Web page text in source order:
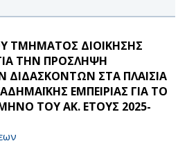
ΤΜΗΜΑΤΟΣ ΔΙΟΙΚΗΣΗΣ
ΤΗΝ ΠΡΟΣΛΗΨΗ
ΔΙΔΑΣΚΟΝΤΩΝ ΣΤΑ ΠΛΑΙΣΙΑ
ΕΜΠΕΙΡΙΑΣ ΓΙΑ ΤΟ
ΤΟΥ ΑΚ. ΕΤΟΥΣ 2025-